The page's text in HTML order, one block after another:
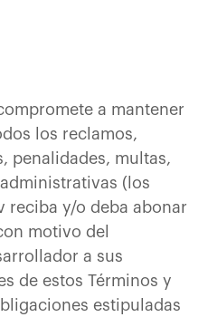
a mantener
los reclamos,
penalidades, multas,
(los
reciba y/o deba abonar
motivo del
a sus
de estos Términos y
estipuladas